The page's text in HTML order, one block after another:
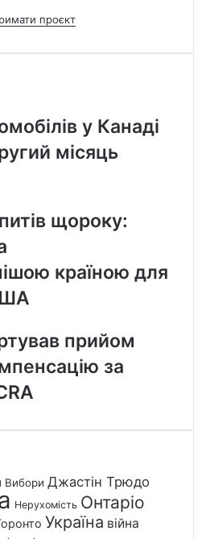
проєкт
у Канаді
місяць
щороку:
країною для
прийом
за
Вибори Джастін Трюдо
Нерухомість Онтаріо
Україна війна